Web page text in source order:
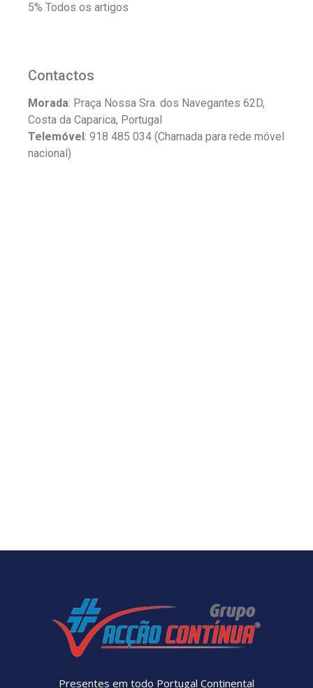
5% Todos os artigos
Contactos
Morada: Praça Nossa Sra. dos Navegantes 62D,
Costa da Caparica, Portugal
Telemóvel: 918 485 034 (Chamada para rede móvel
nacional)
Presentes em todo Portugal Continental